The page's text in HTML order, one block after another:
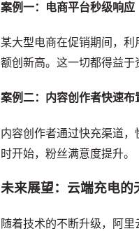
案例一：电商平台秒级响应
某大型电商在促销期间，
额创新高。这一切都得益于
案例二：内容创作者快速布
内容创作者通过快充渠道
时开始，粉丝满意度提升。
未来展望：云端充电的
随着技术的不断升级，阿